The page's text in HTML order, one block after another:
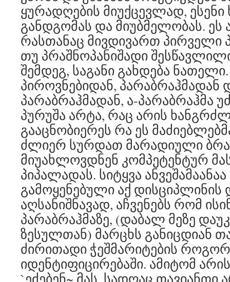
ყურადღების მიუქცევლად,
განდგომას და მიუბმელობას. ეს
რასთანაც მივდივართ პირველი
თუ პრაშნოპანიშადი
შემდეგ, საგანი გახდება
პიროვნებიდან, პარაბრაჰმადან
პარაბრაჰმადან, ა-პარაბრაჰმა
პურუშა არტა, რაც არის
გააცნობიერეს რა ეს
ძლიერ სურდათ მარადიული
მიუახლოვდნენ კომპეტენტურ
პიპალადას. სიტყვა ანვეშამაანაა
გამოყენებული აქ
აღსანიშნავად, აჩვენებს რომ
პარაბრაჰმაზე, (დაბალ მეზე
ზესულთან) მარცხს განიცდიან
ძირითადი ჭეშმარიტების
იდენტიფიცირებაში. ამიტომ
`ეძებენ~ მას, სადღაც თავიანთი